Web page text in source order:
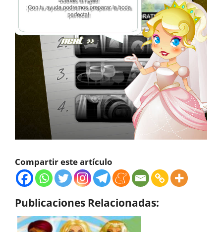
Compartir este artículo
Publicaciones Relacionadas: